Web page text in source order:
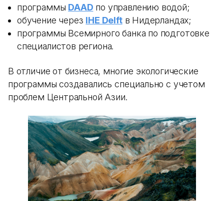
программы DAAD по управлению водой;
обучение через IHE Delftв Нидерландах;
программы Всемирного банка по подготовке
специалистов региона.
В отличие от бизнеса, многие экологические
программы создавались специально с учетом
проблем Центральной Азии.